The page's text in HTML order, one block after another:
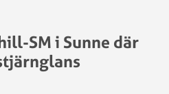
SM i Sunne där